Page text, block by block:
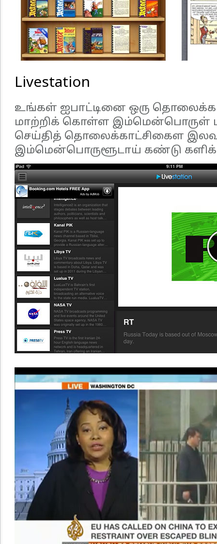
Livestation
உங்கள் ஐபாட்டினை ஒரு
மாற்றிக் கொள்ள இம்மென்பொருள்
செய்தித் தொலைக்காட்சிகைள
இம்மென்பொருளூடாய் கண்டு